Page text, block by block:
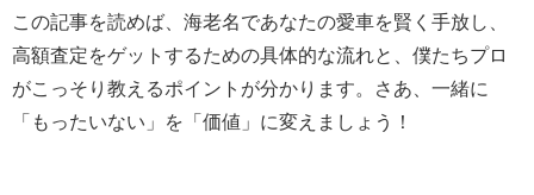
この記事を読めば、海老名であなたの愛車を賢く手放し、
高額査定をゲットするための具体的な流れと、僕たちプロ
がこっそり教えるポイントが分かります。さあ、一緒に
「もったいない」を「価値」に変えましょう！